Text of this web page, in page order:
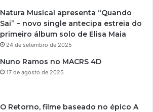
Natura Musical apresenta “Quando
Sai” – novo single antecipa estreia do
primeiro álbum solo de Elisa Maia
24 de setembro de 2025
Nuno Ramos no MACRS 4D
17 de agosto de 2025
O Retorno, filme baseado no épico A